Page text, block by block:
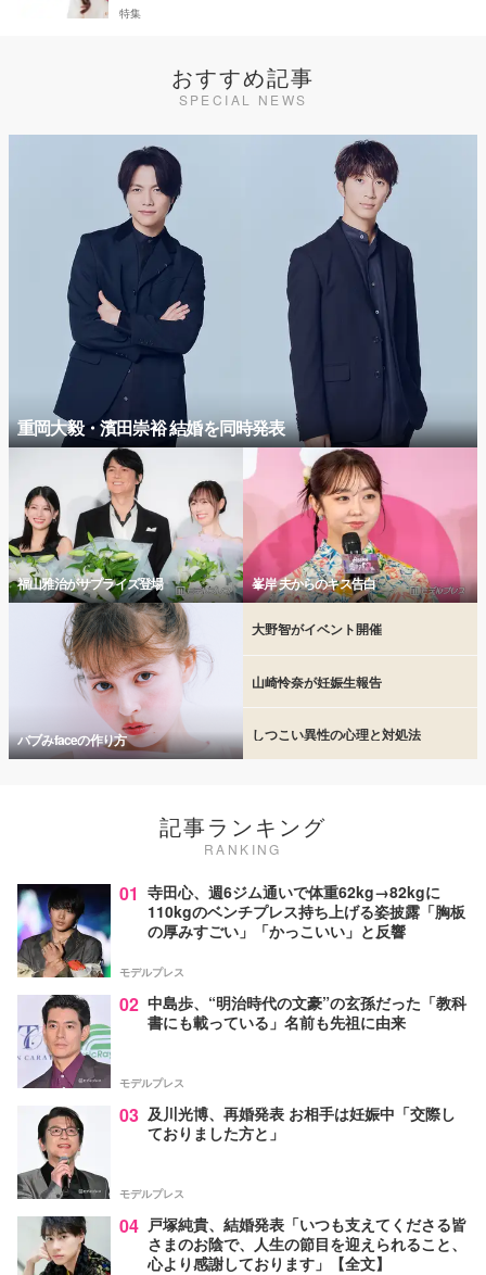
特集
おすすめ記事
SPECIAL NEWS
重岡大毅・濱田崇裕 結婚を同時発表
福山雅治がサプライズ登場 峯岸 夫からのキス告白
バブみfaceの作り方
大野智がイベント開催
山崎怜奈が妊娠生報告
しつこい異性の心理と対処法
記事ランキング
RANKING
01 寺田心、週6ジム通いで体重62kg→82kgに
110kgのベンチプレス持ち上げる姿披露「胸板
の厚みすごい」「かっこいい」と反響
モデルプレス
02 中島歩、“明治時代の文豪”の玄孫だった「教科
書にも載っている」名前も先祖に由来
モデルプレス
03 及川光博、再婚発表 お相手は妊娠中「交際し
ておりました方と」
モデルプレス
04 戸塚純貴、結婚発表「いつも支えてくださる皆
さまのお陰で、人生の節目を迎えられること、
心より感謝しております」【全文】